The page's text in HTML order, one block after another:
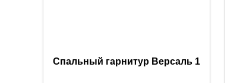
Спальный гарнитур Версаль 1